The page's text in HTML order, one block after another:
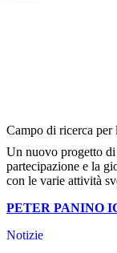
Campo di ricerca per
Un nuovo progetto di
partecipazione e la
con le varie attività
PETER PANINO
Notizie